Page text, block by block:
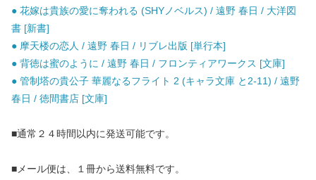
● 花嫁は貴族の愛に奪われる (SHYノベルス) / 遠野 春日 / 大洋図
書 [新書]
● 摩天楼の恋人 / 遠野 春日 / リブレ出版 [単行本]
● 背徳は蜜のように / 遠野 春日 / フロンティアワークス [文庫]
● 管制塔の貴公子 華麗なるフライト 2 (キャラ文庫 と2-11) / 遠野
春日 / 徳間書店 [文庫]
■通常２４時間以内に発送可能です。
■メール便は、１冊から送料無料です。